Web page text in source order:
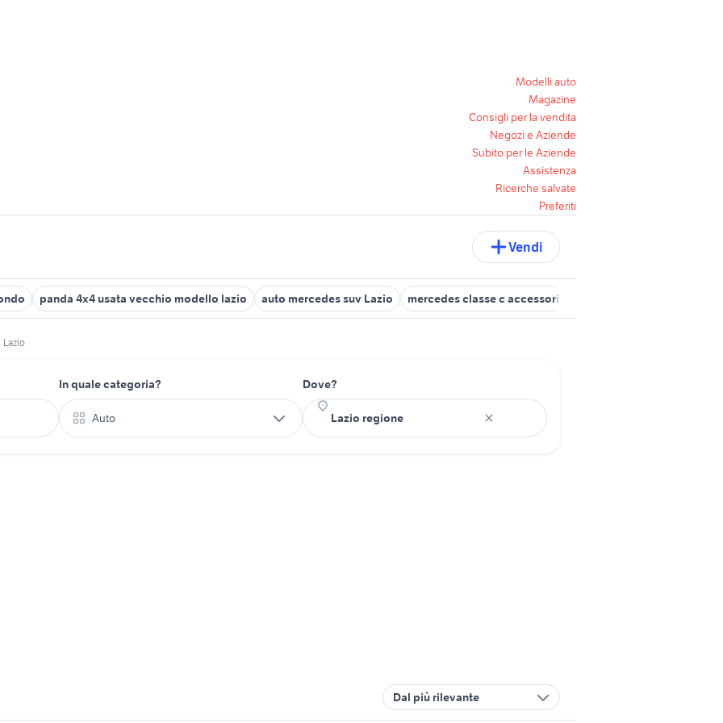
Modelli auto
Magazine
Consigli per la vendita
Negozi e Aziende
Subito per le Aziende
Assistenza
Ricerche salvate
Preferiti
Vendi
panda 4x4 usata vecchio modello lazio auto mercedes suv Lazio mercedes classe c accessori auto Roma provincia
Lazio
In quale categoria?
Auto
Dove?
Dal più rilevante